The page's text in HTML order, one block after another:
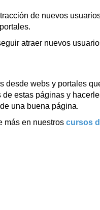
de nuevos
atraer nuevos
desde webs y portales
estas páginas y
una buena página.
más en nuestros cursos